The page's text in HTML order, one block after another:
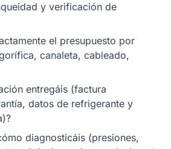
y verificación de
el presupuesto por
canaleta, cableado,
entregáis (factura
datos de refrigerante y
diagnosticáis (presiones,